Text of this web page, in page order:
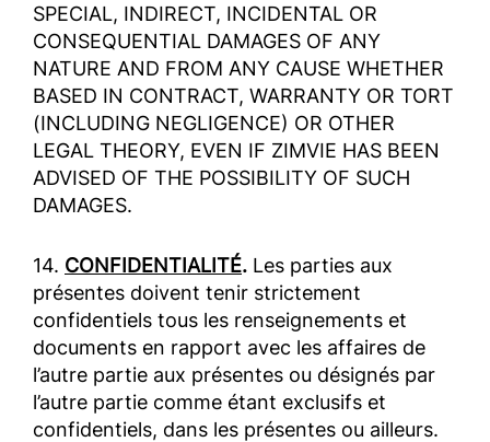
SPECIAL, INDIRECT, INCIDENTAL OR
CONSEQUENTIAL DAMAGES OF ANY
NATURE AND FROM ANY CAUSE WHETHER
BASED IN CONTRACT, WARRANTY OR TORT
(INCLUDING NEGLIGENCE) OR OTHER
LEGAL THEORY, EVEN IF ZIMVIE HAS BEEN
ADVISED OF THE POSSIBILITY OF SUCH
DAMAGES.
14. CONFIDENTIALITÉ. Les parties aux
présentes doivent tenir strictement
confidentiels tous les renseignements et
documents en rapport avec les affaires de
l’autre partie aux présentes ou désignés par
l’autre partie comme étant exclusifs et
confidentiels, dans les présentes ou ailleurs.